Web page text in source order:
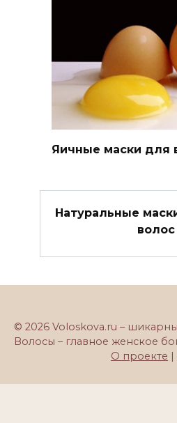
Яичные маски для
Натуральные
волос
© 2026 Voloskova.ru –
Волосы – главное женское
О проекте |